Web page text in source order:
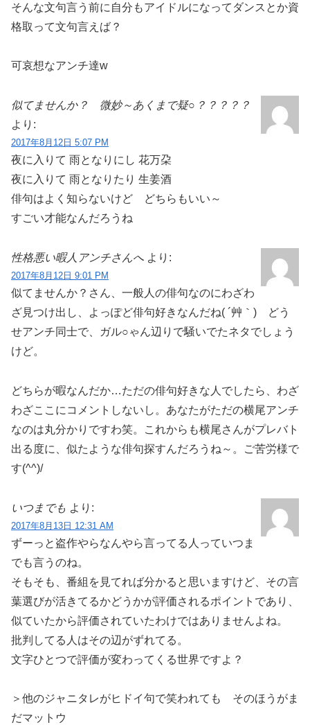
そんな文句言う前に自分もアイドルになってダンスとか資
格取って文句言えば？
可哀想なアンチ達w
似てませんか？ 微妙～あくまで疑○？？？？？
より:
2017年8月12日 5:07 PM
夜に入りて 雨となりにし 花万朶
夜に入りて 雨となりたり 生姜酒
俳句はよく知らないけど どちらもいい～
すごい才能なんだろうね
性格悪い暇人アンチさんへ より:
2017年8月12日 9:01 PM
似てませんか？さん、一般人の俳句なのにわざわ
ざ見つけ出し、よっぽど俳句好きなんだね( ´艸｀) どう
せアンチ同士で、ガル○ゃん辺りで騒いでたネタでしょう
けど。
どちらが暇なんだか…ただの俳句好きな人でしたら、わざ
わざここにコメントしないし。あなたがただの横尾アンチ
なのは丸分かりですわ笑。これからも横尾さんがプレバト
出る度に、似たような俳句探すんだろうね～。ご苦労様で
す(^^)/
いつまでも より:
2017年8月13日 12:31 AM
ずーっと盗作やらなんやら言ってる人っていつま
でも言うのね。
そもそも、番組を見てれば分かると思いますけど、その言
葉選びが活きてるかどうかが評価されるポイントであり、
似ていたから評価されていたわけではありませんよね。
批判してる人はその辺がずれてる。
文字ひとつで評価が変わってくる世界ですよ？
＞他のジャニタレがヒドイ句で笑われても そのほうがま
だマットウ